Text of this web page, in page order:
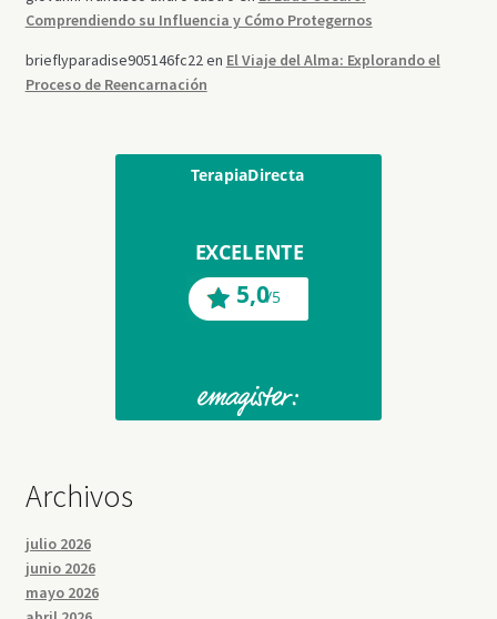
Comprendiendo su Influencia y Cómo Protegernos
brieflyparadise905146fc22en El Viaje del Alma: Explorando el
Proceso de Reencarnación
Archivos
julio 2026
junio 2026
mayo 2026